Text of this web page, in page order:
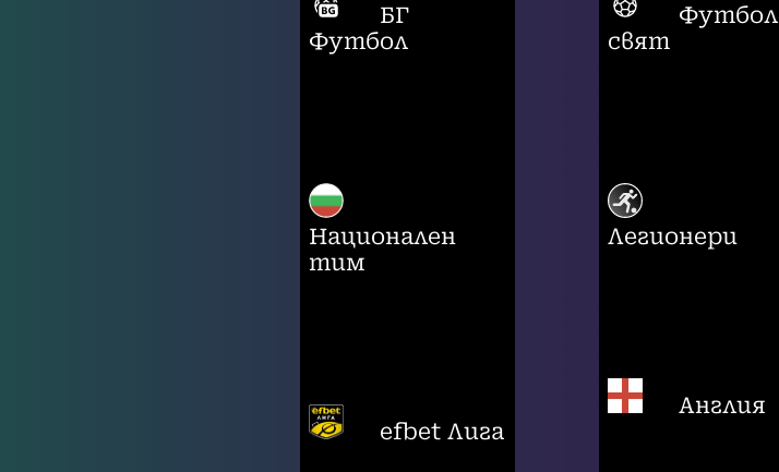
БГ
Футбол
Национален
тим
efbet Лига
Футбол
свят
Легионери
Англия